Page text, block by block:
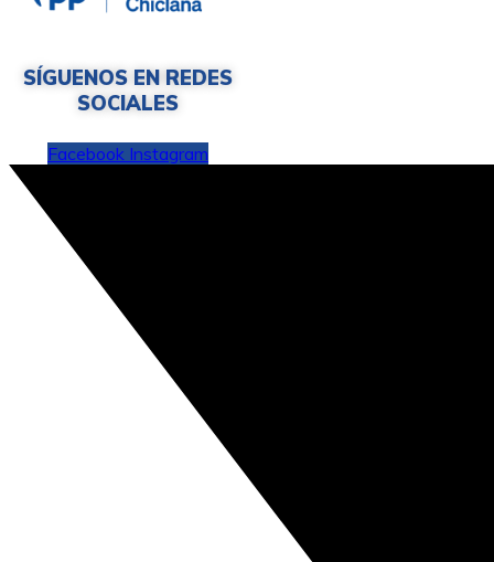
SÍGUENOS EN REDES
SOCIALES
Facebook Instagram